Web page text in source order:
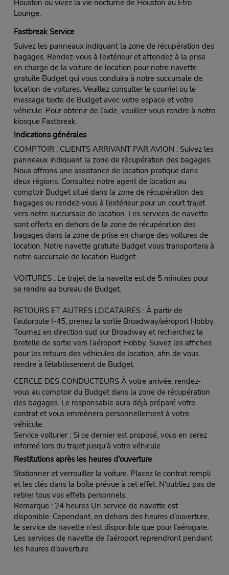
Houston ou vivez la vie nocturne de Houston au Etro
Lounge.
Fastbreak Service
Suivez les panneaux indiquant la zone de récupération des
bagages. Rendez-vous à l’extérieur et attendez à la prise
en charge de la voiture de location pour notre navette
gratuite Budget qui vous conduira à notre succursale de
location de voitures. Veuillez consulter le courriel ou le
message texte de Budget avec votre espace et votre
véhicule. Pour obtenir de l’aide, veuillez vous rendre à notre
kiosque Fastbreak.
Indications générales
COMPTOIR : CLIENTS ARRIVANT PAR AVION : Suivez les
panneaux indiquant la zone de récupération des bagages.
Nous offrons une assistance de location pratique dans
deux régions. Consultez notre agent de location au
comptoir Budget situé dans la zone de récupération des
bagages ou rendez-vous à l’extérieur pour un court trajet
vers notre succursale de location. Les services de navette
sont offerts en dehors de la zone de récupération des
bagages dans la zone de prise en charge des voitures de
location. Notre navette gratuite Budget vous transportera à
notre succursale de location Budget.
VOITURES : Le trajet de la navette est de 5 minutes pour
se rendre au bureau de Budget.
RETOURS ET AUTRES LOCATAIRES : À partir de
l’autoroute I-45, prenez la sortie Broadway/aéroport Hobby.
Tournez en direction sud sur Broadway et recherchez la
bretelle de sortie vers l’aéroport Hobby. Suivez les affiches
pour les retours des véhicules de location, afin de vous
rendre à l’établissement de Budget.
CERCLE DES CONDUCTEURS À votre arrivée, rendez-
vous au comptoir du Budget dans la zone de récupération
des bagages. Le responsable aura déjà préparé votre
contrat et vous emmènera personnellement à votre
véhicule.
Service voiturier : Si ce dernier est proposé, vous en serez
informé lors du trajet jusqu’à votre véhicule.
Restitutions après les heures d'ouverture
Stationner et verrouiller la voiture. Placez le contrat rempli
et les clés dans la boîte prévue à cet effet. N'oubliez pas de
retirer tous vos effets personnels.
Remarque : 24 heures Un service de navette est
disponible. Cependant, en dehors des heures d’ouverture,
le service de navette n’est disponible que pour l’aérogare.
Les services de navette de l’aéroport reprendront pendant
les heures d’ouverture.